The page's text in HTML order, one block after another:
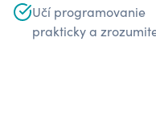
Učí programovanie
prakticky a